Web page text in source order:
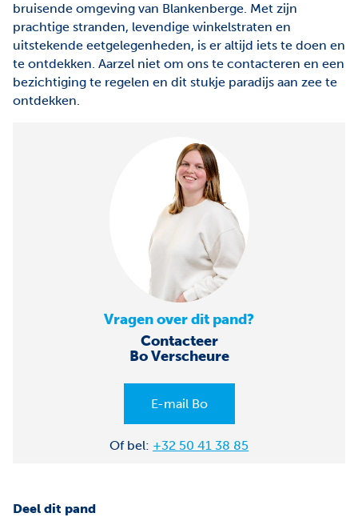
bruisende omgeving van Blankenberge. Met zijn
prachtige stranden, levendige winkelstraten en
uitstekende eetgelegenheden, is er altijd iets te doen en
te ontdekken. Aarzel niet om ons te contacteren en een
bezichtiging te regelen en dit stukje paradijs aan zee te
ontdekken.
Vragen over dit pand?
Contacteer
Bo Verscheure
E-mail Bo
Of bel: +32 50 41 38 85
Deel dit pand